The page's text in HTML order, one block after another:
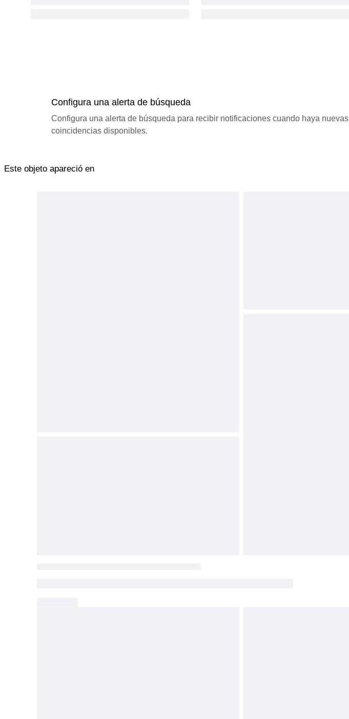
Configura una alerta de búsqueda
Configura una alerta de búsqueda para recibir notificaciones cuando haya nuevas
coincidencias disponibles.
Este objeto apareció en